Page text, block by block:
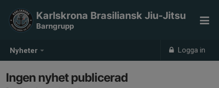
Nyheter Logga in
Karlskrona Brasiliansk Jiu-Jitsu
Barngrupp
Ingen nyhet publicerad